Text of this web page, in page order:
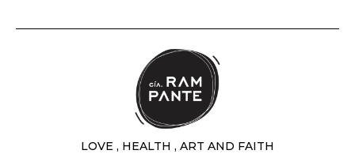
LOVE , HEALTH , ART AND FAITH